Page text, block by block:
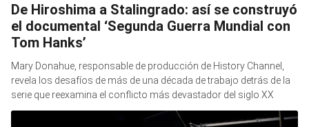
De Hiroshima a Stalingrado: así se construyó
el documental ‘Segunda Guerra Mundial con
Tom Hanks’
Mary Donahue, responsable de producción de History Channel,
revela los desafíos de más de una década de trabajo detrás de la
serie que reexamina el conflicto más devastador del siglo XX